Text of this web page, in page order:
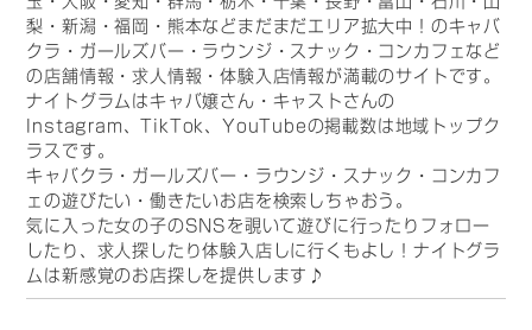
梨・新潟・福岡・熊本などまだまだエリア拡大中！のキャバ
クラ・ガールズバー・ラウンジ・スナック・コンカフェなど
の店舗情報・求人情報・体験入店情報が満載のサイトです。
ナイトグラムはキャバ嬢さん・キャストさんの
Instagram、TikTok、YouTubeの掲載数は地域トップク
ラスです。
キャバクラ・ガールズバー・ラウンジ・スナック・コンカフ
ェの遊びたい・働きたいお店を検索しちゃおう。
気に入った女の子のSNSを覗いて遊びに行ったりフォロー
したり、求人探したり体験入店しに行くもよし！ナイトグラ
ムは新感覚のお店探しを提供します♪